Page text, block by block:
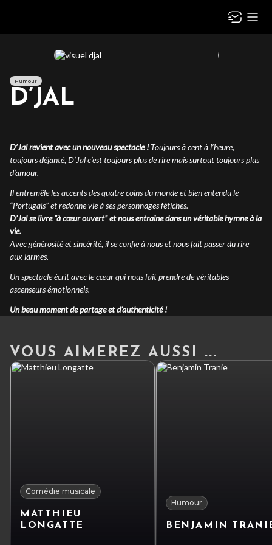
Humour
D’JAL
D’Jal revient avec un nouveau spectacle !Toujours à cent à l’heure,
toujours déjanté, D’Jal c’est toujours plus de rire mais surtout toujours plus
d’amour.
Il entremêle les accents des quatre coins du monde et bien entendu le
“Portugais” et redonne vie à ses personnages fétiches.
D’Jal se livre “à cœur ouvert” et nous entraine dans un véritable hymne à la
vie.
Avec générosité et sincérité, il se confie à nous et nous fait passer du rire
aux larmes.
Un spectacle écrit avec le cœur qui nous fait prendre de véritables
ascenseurs émotionnels.
Un beau moment de partage et d’authenticité !
VOUS AIMEREZ AUSSI ...
Comédie musicale
MATTHIEU
LONGATTE
Humour
BENJAMIN